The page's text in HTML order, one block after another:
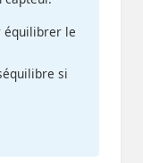
équilibrer le
si